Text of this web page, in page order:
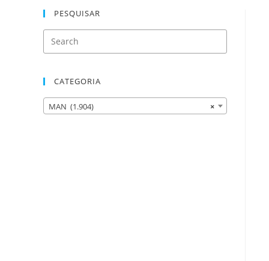
PESQUISAR
CATEGORIA
×
MAN (1.904)